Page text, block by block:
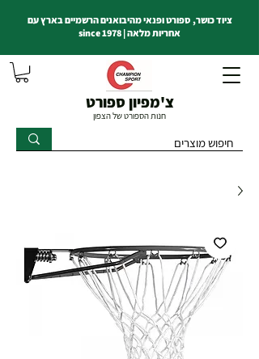
צ'מפיון ספורט
חנות הספורט של הצפון
ציוד כושר, ספורט ופנאי מהיבואנים הרשמיים בארץ עם
אחריות מלאה | since 1978